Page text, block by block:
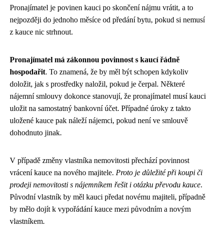
Pronajímatel je povinen kauci po skončení nájmu vrátit, a to
nejpozději do jednoho měsíce od předání bytu, pokud si nemusí
z kauce nic strhnout.
Pronajímatel má zákonnou povinnost s kaucí řádně
hospodařit. To znamená, že by měl být schopen kdykoliv
doložit, jak s prostředky naložil, pokud je čerpal. Některé
nájemní smlouvy dokonce stanovují, že pronajímatel musí kauci
uložit na samostatný bankovní účet. Případné úroky z takto
uložené kauce pak náleží nájemci, pokud není ve smlouvě
dohodnuto jinak.
V případě změny vlastníka nemovitosti přechází povinnost
vrácení kauce na nového majitele. Proto je důležité při koupi či
prodeji nemovitosti s nájemníkem řešit i otázku převodu kauce.
Původní vlastník by měl kauci předat novému majiteli, případně
by mělo dojít k vypořádání kauce mezi původním a novým
vlastníkem.